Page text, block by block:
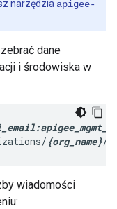
narzędzia apigee-
dane
i środowiska w
{org_name}/
wiadomości